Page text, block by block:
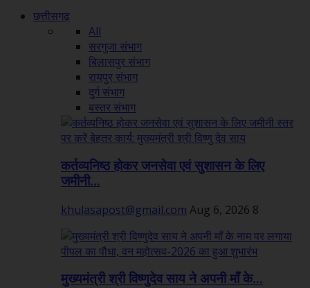
छत्तीसगढ़
All
सरगुजा संभाग
बिलासपुर संभाग
रायपुर संभाग
दुर्ग संभाग
बस्तर संभाग
कर्तव्यनिष्ठ होकर जनसेवा एवं सुशासन के लिए
जमीनी...
khulasapost@gmail.com Aug 6, 2026 8
मुख्यमंत्री श्री विष्णुदेव साय ने अपनी माँ के...